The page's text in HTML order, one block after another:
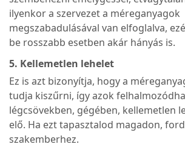
ilyenkor a szervezet a méreganyagok
megszabadulásával van elfoglalva,
be rosszabb esetben akár hányás is.
5. Kellemetlen lehelet
Ez is azt bizonyítja, hogy a
tudja kiszűrni, így azok
légcsövekben, gégében, kellemetlen
elő. Ha ezt tapasztalod magadon,
szakemberhez.